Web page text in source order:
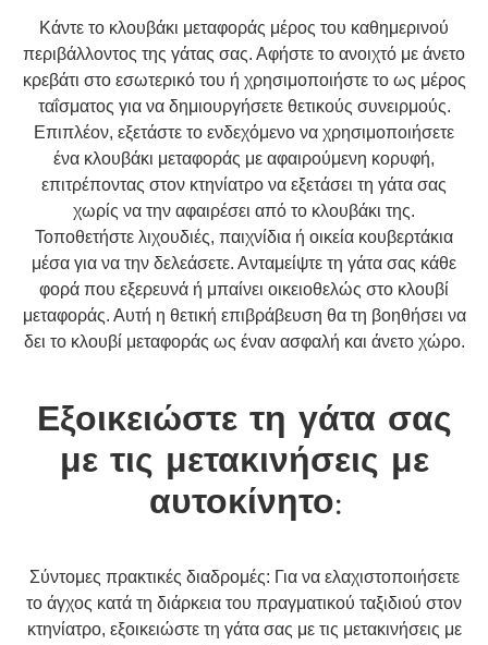
Κάντε το κλουβάκι μεταφοράς μέρος του καθημερινού
περιβάλλοντος της γάτας σας. Αφήστε το ανοιχτό με άνετο
κρεβάτι στο εσωτερικό του ή χρησιμοποιήστε το ως μέρος
ταΐσματος για να δημιουργήσετε θετικούς συνειρμούς.
Επιπλέον, εξετάστε το ενδεχόμενο να χρησιμοποιήσετε
ένα κλουβάκι μεταφοράς με αφαιρούμενη κορυφή,
επιτρέποντας στον κτηνίατρο να εξετάσει τη γάτα σας
χωρίς να την αφαιρέσει από το κλουβάκι της.
Τοποθετήστε λιχουδιές, παιχνίδια ή οικεία κουβερτάκια
μέσα για να την δελεάσετε. Ανταμείψτε τη γάτα σας κάθε
φορά που εξερευνά ή μπαίνει οικειοθελώς στο κλουβί
μεταφοράς. Αυτή η θετική επιβράβευση θα τη βοηθήσει να
δει το κλουβί μεταφοράς ως έναν ασφαλή και άνετο χώρο.
Εξοικειώστε τη γάτα σας
με τις μετακινήσεις με
αυτοκίνητο:
Σύντομες πρακτικές διαδρομές: Για να ελαχιστοποιήσετε
το άγχος κατά τη διάρκεια του πραγματικού ταξιδιού στον
κτηνίατρο, εξοικειώστε τη γάτα σας με τις μετακινήσεις με